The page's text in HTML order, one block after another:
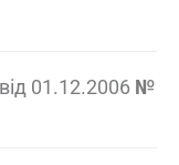
від 01.12.2006 №